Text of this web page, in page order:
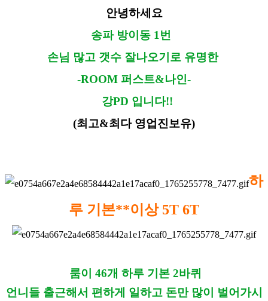
안녕하세요
송파 방이동 1번
손님 많고 갯수 잘나오기로 유명한
-ROOM 퍼스트&나인-
강PD 입니다!!
(최고&최다 영업진보유)
하
루 기본**이상 5T 6T
룸이 46개 하루 기본 2바퀴
언니들 출근해서 편하게 일하고 돈만 많이 벌어가시